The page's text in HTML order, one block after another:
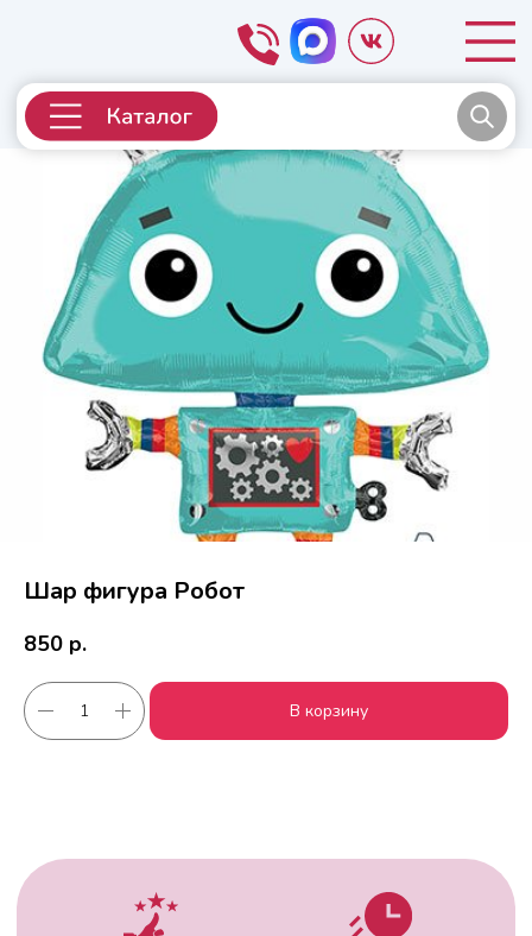
Шар фигура Робот
850 р.
В корзину
Работаем с 2010 года
Срочная доставка
Гарантия качества